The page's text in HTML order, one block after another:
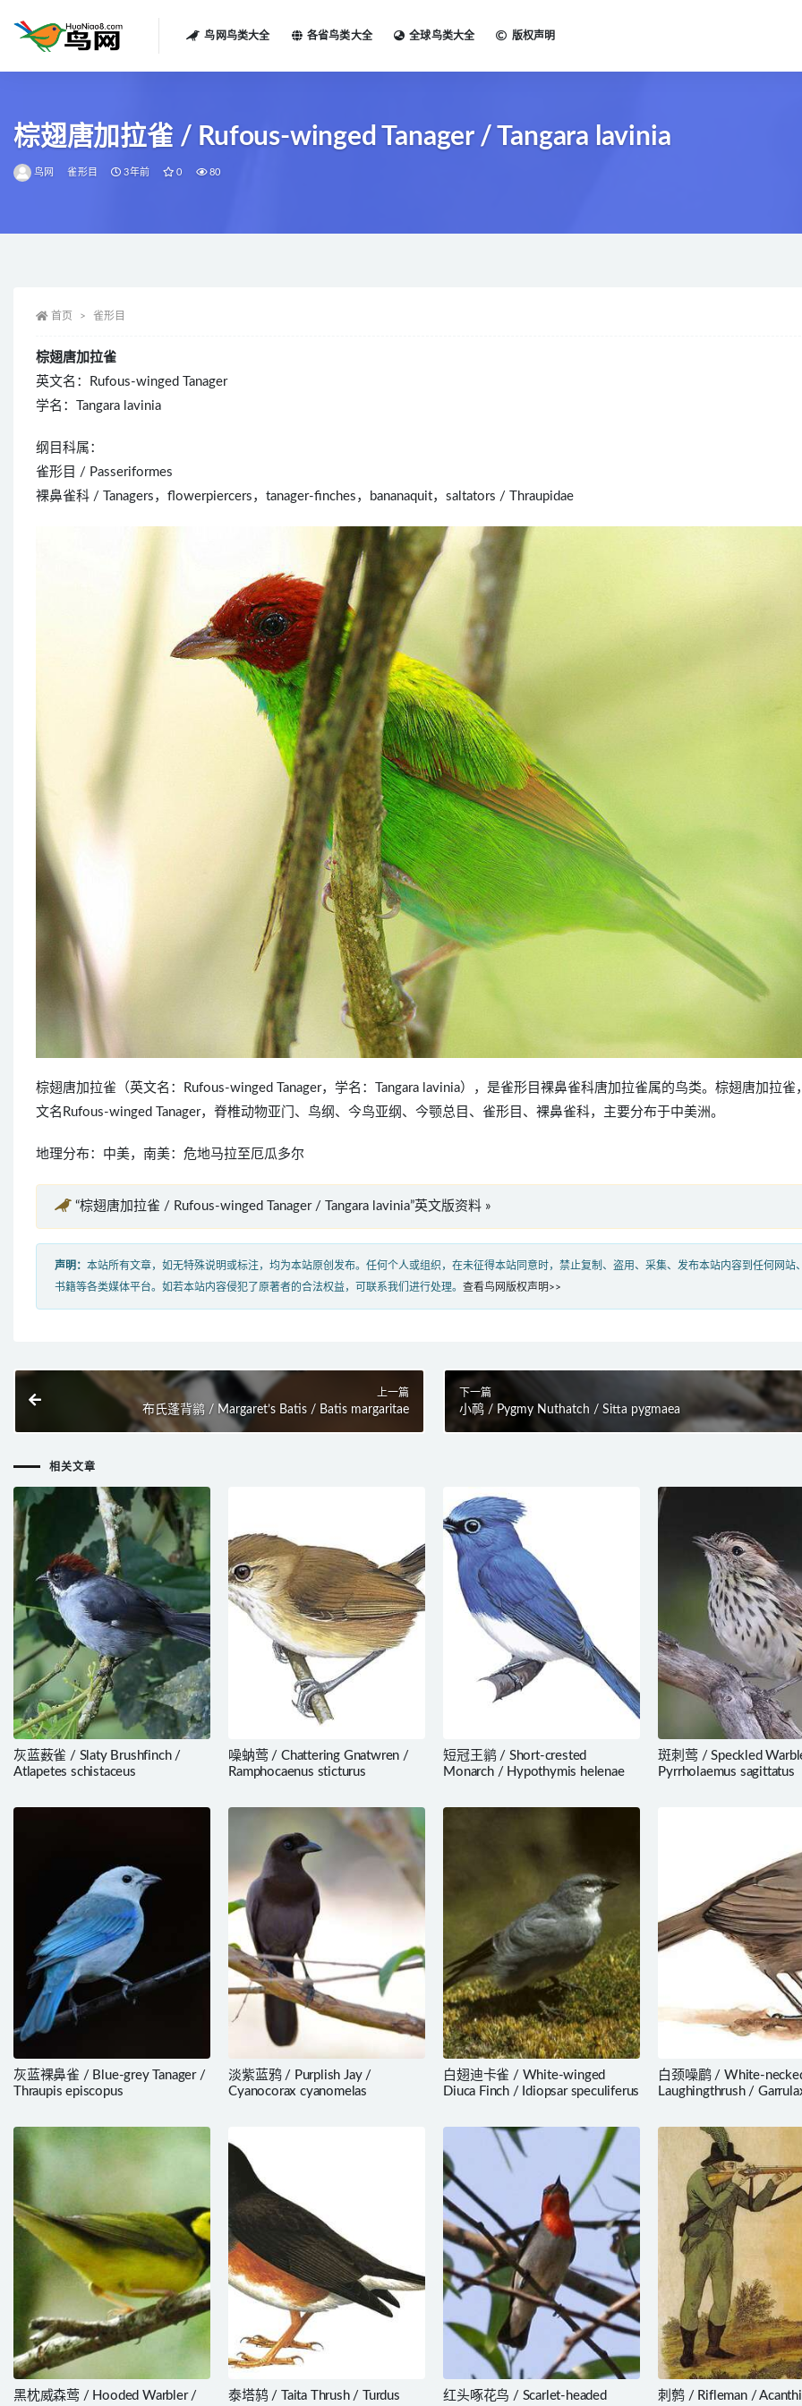
鸟网鸟类大全 各省鸟类大全 全球鸟类大全 版权声明
棕翅唐加拉雀 / Rufous-winged Tanager / Tangara lavinia
鸟网 雀形目 3年前 0 80
首页 雀形目
棕翅唐加拉雀
英文名：Rufous-winged Tanager
学名：Tangara lavinia
纲目科属：
雀形目 / Passeriformes
裸鼻雀科 / Tanagers，flowerpiercers，tanager-finches，bananaquit，saltators / Thraupidae
棕翅唐加拉雀（英文名：Rufous-winged Tanager，学名：Tangara lavinia），是雀形目裸鼻雀科唐加拉雀属的鸟类。棕翅唐加拉雀
文名Rufous-winged Tanager，脊椎动物亚门、鸟纲、今鸟亚纲、今颚总目、雀形目、裸鼻雀科，主要分布于中美洲。
地理分布：中美，南美：危地马拉至厄瓜多尔
“棕翅唐加拉雀 / Rufous-winged Tanager / Tangara lavinia”英文版资料 »
声明： 本站所有文章，如无特殊说明或标注，均为本站原创发布。任何个人或组织，在未征得本站同意时，禁止复制、盗用、采集、发布本站内容到任何网站
书籍等各类媒体平台。如若本站内容侵犯了原著者的合法权益，可联系我们进行处理。 查看鸟网版权声明>>
上一篇
布氏蓬背鹟 / Margaret’s Batis / Batis margaritae
下一篇
小䴓 / Pygmy Nuthatch / Sitta pygmaea
相关文章
灰蓝薮雀 / Slaty Brushfinch /
Atlapetes schistaceus
噪蚋莺 / Chattering Gnatwren /
Ramphocaenus sticturus
短冠王鹟 / Short-crested
Monarch / Hypothymis helenae
斑刺莺 / Speckled
Pyrrholaemus sagittatus
灰蓝裸鼻雀 / Blue-grey Tanager /
Thraupis episcopus
淡紫蓝鸦 / Purplish Jay /
Cyanocorax cyanomelas
白翅迪卡雀 / White-winged
Diuca Finch / Idiopsar speculiferus
白颈噪鹛 / White-
Laughingthrush /
黑枕威森莺 / Hooded Warbler /
泰塔鸫 / Taita Thrush / Turdus
红头啄花鸟 / Scarlet-headed
刺鹩 / Rifleman /